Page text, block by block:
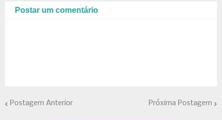
Postar um comentário
Postagem Anterior Próxima Postagem